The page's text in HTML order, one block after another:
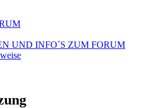
UND INFO´S ZUM FORUM